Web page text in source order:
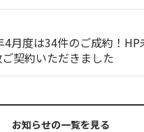
4月度は34件のご成約！
契約いただきました
お知らせの一覧を見る